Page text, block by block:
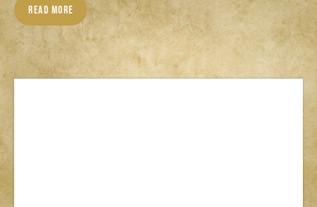
READ MORE